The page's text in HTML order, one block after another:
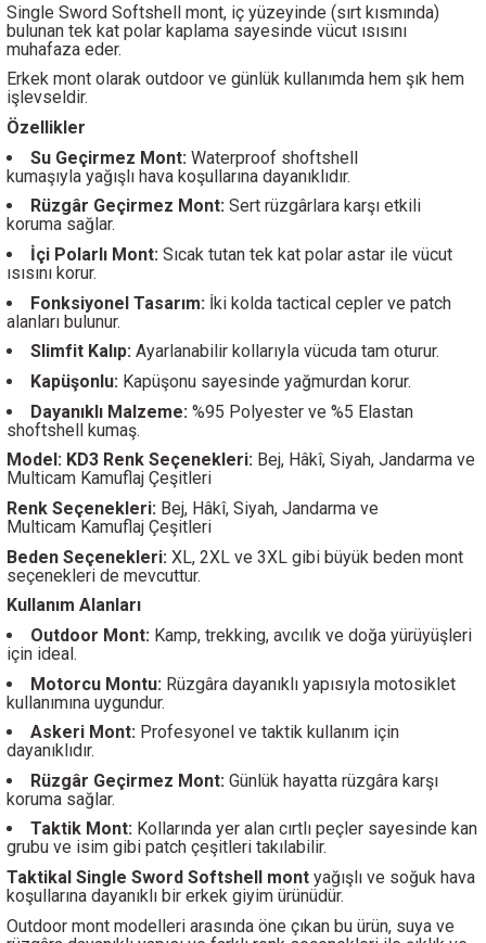
Single Sword Softshell mont, iç yüzeyinde (sırt kısmında)
bulunan tek kat polar kaplama sayesinde vücut ısısını
muhafaza eder.
Erkek mont olarak outdoor ve günlük kullanımda hem şık hem
işlevseldir.
Özellikler
Su Geçirmez Mont: Waterproof shoftshell
kumaşıyla yağışlı hava koşullarına dayanıklıdır.
Rüzgâr Geçirmez Mont: Sert rüzgârlara karşı etkili
koruma sağlar.
İçi Polarlı Mont: Sıcak tutan tek kat polar astar ile vücut
ısısını korur.
Fonksiyonel Tasarım: İki kolda tactical cepler ve patch
alanları bulunur.
Slimfit Kalıp: Ayarlanabilir kollarıyla vücuda tam oturur.
Kapüşonlu: Kapüşonu sayesinde yağmurdan korur.
Dayanıklı Malzeme: %95 Polyester ve %5 Elastan
shoftshell kumaş.
Model: KD3 Renk Seçenekleri: Bej, Hâkî, Siyah, Jandarma ve
Multicam Kamuflaj Çeşitleri
Renk Seçenekleri: Bej, Hâkî, Siyah, Jandarma ve
Multicam Kamuflaj Çeşitleri
Beden Seçenekleri: XL, 2XL ve 3XL gibi büyük beden mont
seçenekleri de mevcuttur.
Kullanım Alanları
Outdoor Mont: Kamp, trekking, avcılık ve doğa yürüyüşleri
için ideal.
Motorcu Montu: Rüzgâra dayanıklı yapısıyla motosiklet
kullanımına uygundur.
Askeri Mont: Profesyonel ve taktik kullanım için
dayanıklıdır.
Rüzgâr Geçirmez Mont: Günlük hayatta rüzgâra karşı
koruma sağlar.
Taktik Mont: Kollarında yer alan cırtlı peçler sayesinde kan
grubu ve isim gibi patch çeşitleri takılabilir.
Taktikal Single Sword Softshell mont yağışlı ve soğuk hava
koşullarına dayanıklı bir erkek giyim ürünüdür.
Outdoor mont modelleri arasında öne çıkan bu ürün, suya ve